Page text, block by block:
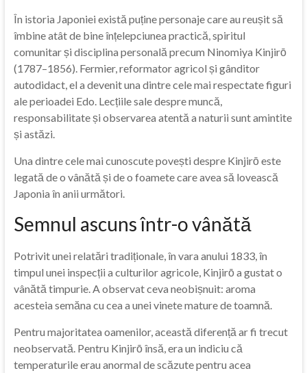
În istoria Japoniei există puține personaje care au reușit să
îmbine atât de bine înțelepciunea practică, spiritul
comunitar și disciplina personală precum Ninomiya Kinjirō
(1787–1856). Fermier, reformator agricol și gânditor
autodidact, el a devenit una dintre cele mai respectate figuri
ale perioadei Edo. Lecțiile sale despre muncă,
responsabilitate și observarea atentă a naturii sunt amintite
și astăzi.
Una dintre cele mai cunoscute povești despre Kinjirō este
legată de o vânătă și de o foamete care avea să lovească
Japonia în anii următori.
Semnul ascuns într-o vânătă
Potrivit unei relatări tradiționale, în vara anului 1833, în
timpul unei inspecții a culturilor agricole, Kinjirō a gustat o
vânătă timpurie. A observat ceva neobișnuit: aroma
acesteia semăna cu cea a unei vinete mature de toamnă.
Pentru majoritatea oamenilor, această diferență ar fi trecut
neobservată. Pentru Kinjirō însă, era un indiciu că
temperaturile erau anormal de scăzute pentru acea